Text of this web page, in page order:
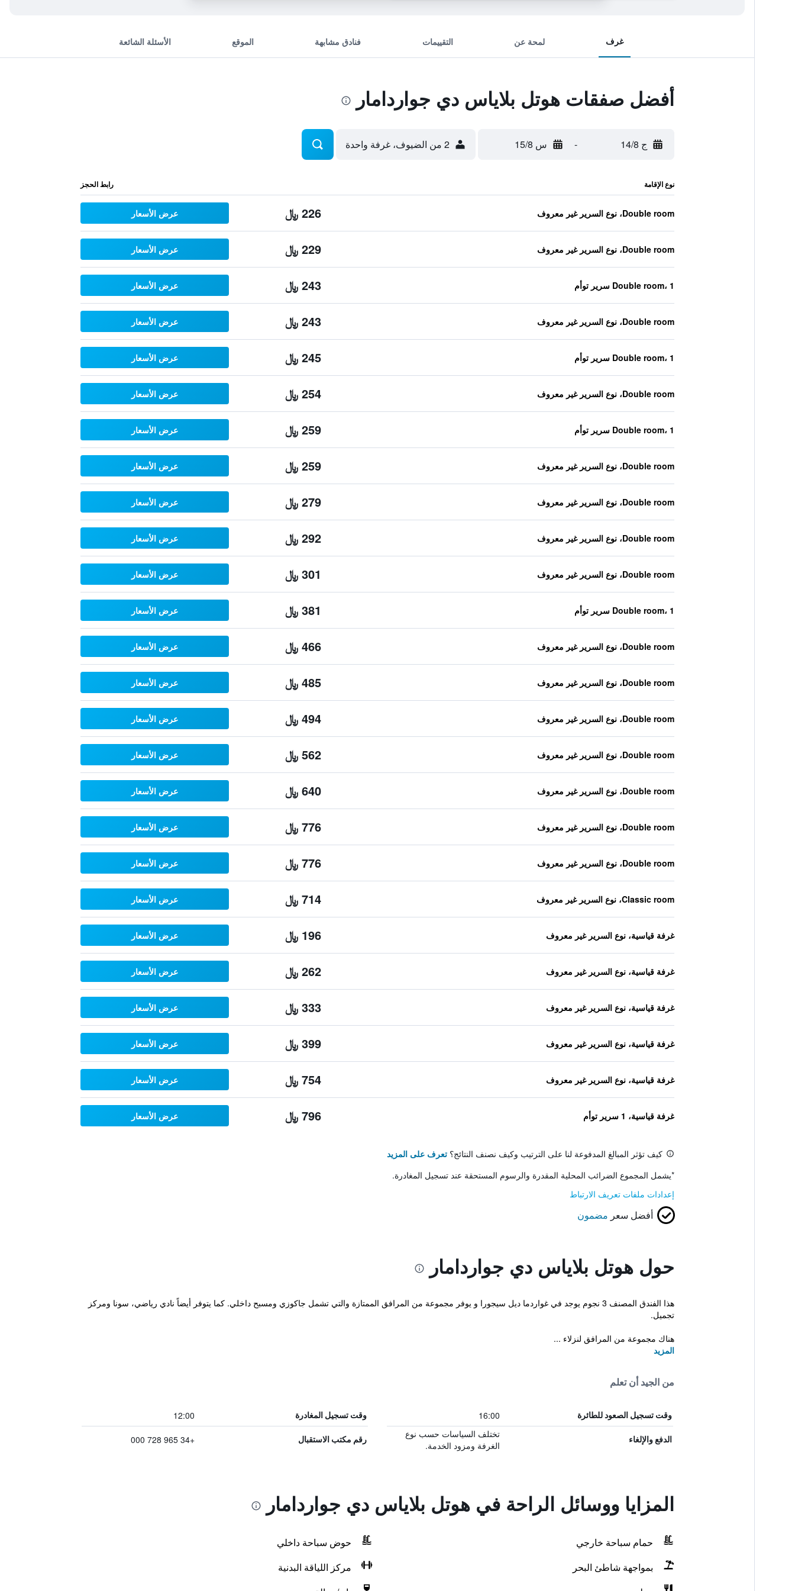
غرف لمحة عن التقييمات فنادق مشابهة الموقع الأسئلة الشائعة
أفضل صفقات هوتل بلاياس دي جواردامار
ج 14/8 - س 15/8 2 من الضيوف، غرفة واحدة
نوع الإقامة رابط الحجز
Double room، نوع السرير غير معروف 226 ﷼ عرض الأسعار
Double room، نوع السرير غير معروف 229 ﷼ عرض الأسعار
Double room، 1 سرير توأم 243 ﷼ عرض الأسعار
Double room، نوع السرير غير معروف 243 ﷼ عرض الأسعار
Double room، 1 سرير توأم 245 ﷼ عرض الأسعار
Double room، نوع السرير غير معروف 254 ﷼ عرض الأسعار
Double room، 1 سرير توأم 259 ﷼ عرض الأسعار
Double room، نوع السرير غير معروف 259 ﷼ عرض الأسعار
Double room، نوع السرير غير معروف 279 ﷼ عرض الأسعار
Double room، نوع السرير غير معروف 292 ﷼ عرض الأسعار
Double room، نوع السرير غير معروف 301 ﷼ عرض الأسعار
Double room، 1 سرير توأم 381 ﷼ عرض الأسعار
Double room، نوع السرير غير معروف 466 ﷼ عرض الأسعار
Double room، نوع السرير غير معروف 485 ﷼ عرض الأسعار
Double room، نوع السرير غير معروف 494 ﷼ عرض الأسعار
Double room، نوع السرير غير معروف 562 ﷼ عرض الأسعار
Double room، نوع السرير غير معروف 640 ﷼ عرض الأسعار
Double room، نوع السرير غير معروف 776 ﷼ عرض الأسعار
Double room، نوع السرير غير معروف 776 ﷼ عرض الأسعار
Classic room، نوع السرير غير معروف 714 ﷼ عرض الأسعار
غرفة قياسية، نوع السرير غير معروف 196 ﷼ عرض الأسعار
غرفة قياسية، نوع السرير غير معروف 262 ﷼ عرض الأسعار
غرفة قياسية، نوع السرير غير معروف 333 ﷼ عرض الأسعار
غرفة قياسية، نوع السرير غير معروف 399 ﷼ عرض الأسعار
غرفة قياسية، نوع السرير غير معروف 754 ﷼ عرض الأسعار
غرفة قياسية، 1 سرير توأم 796 ﷼ عرض الأسعار
كيف تؤثر المبالغ المدفوعة لنا على الترتيب وكيف نصنف النتائج؟ تعرف على المزيد
*يشمل المجموع الضرائب المحلية المقدرة والرسوم المستحقة عند تسجيل المغادرة.
إعدادات ملفات تعريف الارتباط
أفضل سعر مضمون
حول هوتل بلاياس دي جواردامار
هذا الفندق المصنف 3 نجوم يوجد في غواردما ديل سيجورا و يوفر مجموعة من المرافق الممتازة والتي تشمل جاكوزي ومسبح داخلي. كما يتوفر أيضاً نادي رياضي، سونا ومركز
تجميل.
هناك مجموعة من المرافق لنزلاء ...
المزيد
من الجيد أن تعلم
وقت تسجيل الصعود للطائرة 16:00 وقت تسجيل المغادرة 12:00
الدفع والإلغاء
تختلف السياسات حسب نوع
الغرفة ومزود الخدمة.
رقم مكتب الاستقبال +34 965 728 000
المزايا ووسائل الراحة في هوتل بلاياس دي جواردامار
حمام سباحة خارجي
حوض سباحة داخلي
بمواجهة شاطئ البحر
مركز اللياقة البدنية